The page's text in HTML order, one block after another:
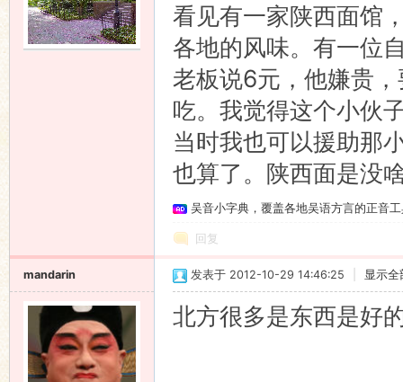
看见有一家陕西面馆
各地的风味。有一位
老板说6元，他嫌贵
吃。我觉得这个小伙
当时我也可以援助那
也算了。陕西面是没
吴音小字典，覆盖各地吴语方言的正音
回复
mandarin 发表于 2012-10-29 14:46:25 显示全
北方很多是东西是好